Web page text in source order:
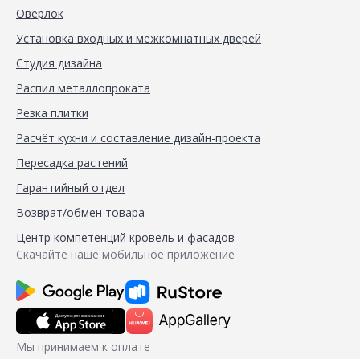
Оверлок
Установка входных и межкомнатных дверей
Студия дизайна
Распил металлопроката
Резка плитки
Расчёт кухни и составление дизайн-проекта
Пересадка растений
Гарантийный отдел
Возврат/обмен товара
Центр компетенций кровель и фасадов
Скачайте наше мобильное приложение
Мы принимаем к оплате